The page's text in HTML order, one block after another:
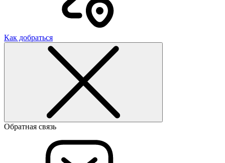
Как добраться
Обратная связь